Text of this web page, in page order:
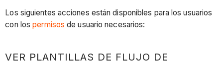
Los siguientes acciones están disponibles para los usuarios
con lospermisos de usuario necesarios:
VER PLANTILLAS DE FLUJO DE